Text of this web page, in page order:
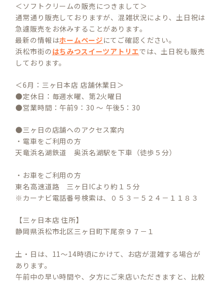
＜ソフトクリームの販売につきまして＞
通常通り販売しておりますが、混雑状況により、土日祝は
急遽販売をお休みすることがあります。
最新の情報はホームページにてご確認ください。
浜松市街の はちみつスイーツアトリエでは、土日祝も販売
しております。
＜6月：三ヶ日本店 店舗休業日＞
●定休日：毎週水曜、第2火曜日
●営業時間：午前9：30 ～ 午後5：30
●三ヶ日の店舗へのアクセス案内
・電車をご利用の方
天竜浜名湖鉄道 奥浜名湖駅を下車（徒歩５分）
・お車をご利用の方
東名高速道路 三ヶ日ICより約１５分
※カーナビ電話番号検索は、０５３－５２４－１１８３
【三ヶ日本店 住所】
静岡県浜松市北区三ヶ日町下尾奈９７－１
土・日は、11～14時頃にかけて、お店が混雑する場合が
あります。
午前中の早い時間や、夕方にご来店いただきますと、比較